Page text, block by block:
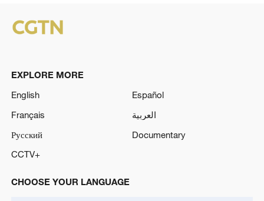
EXPLORE MORE
English
Español
Français
العربية
Русский
Documentary
CCTV+
CHOOSE YOUR LANGUAGE